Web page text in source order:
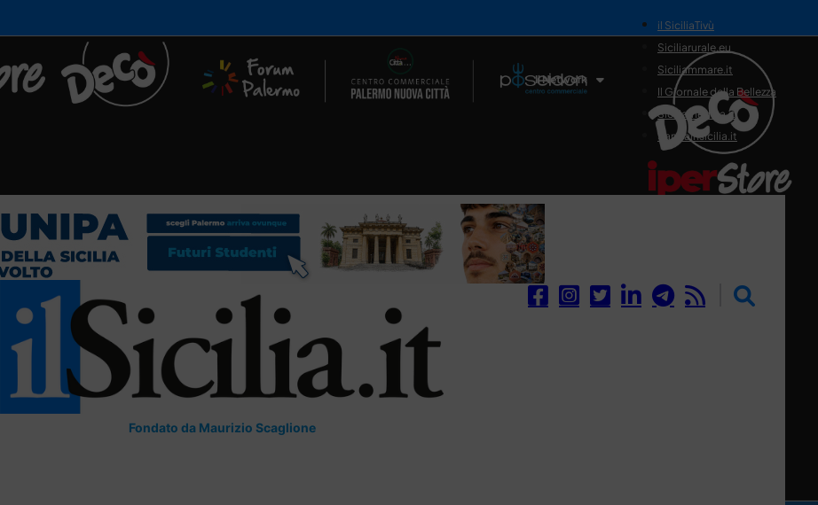
Il Network
il SiciliaTivù
Siciliarurale.eu
Siciliammare.it
Il Giornale della Bellezza
Siciliamedica.it
Sanitainsicilia.it
Fondato da Maurizio Scaglione